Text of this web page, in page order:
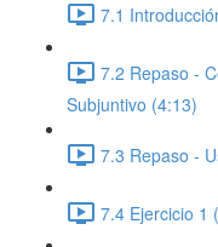
7.1
7.2 Repaso -
Subjuntivo (4:13)
7.3 Repaso -
7.4 Ejercicio 1